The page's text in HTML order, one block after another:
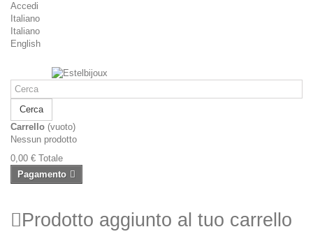
Accedi
Italiano
Italiano
English
Cerca
Carrello (vuoto)
Nessun prodotto
0,00 € Totale
Pagamento
Prodotto aggiunto al tuo carrello